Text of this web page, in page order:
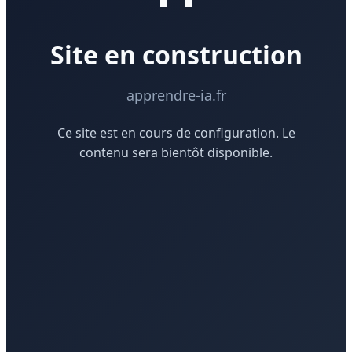
Site en construction
apprendre-ia.fr
Ce site est en cours de configuration. Le
contenu sera bientôt disponible.